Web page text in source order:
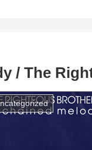
/ The